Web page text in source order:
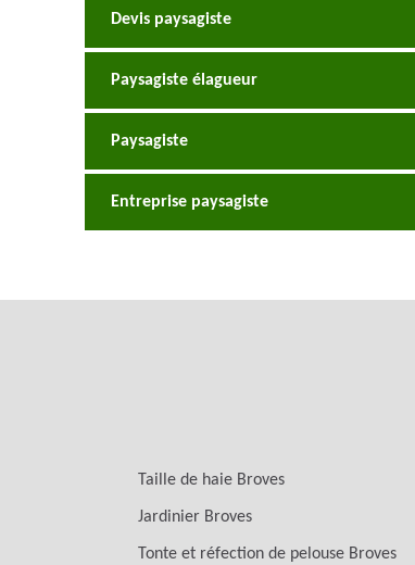
Devis paysagiste
Paysagiste élagueur
Paysagiste
Entreprise paysagiste
Taille de haie Broves
Jardinier Broves
Tonte et réfection de pelouse Broves